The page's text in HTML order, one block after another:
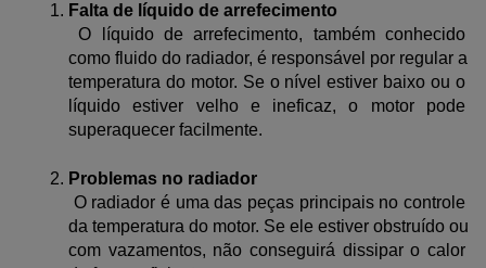
Falta de líquido de arrefecimento
O líquido de arrefecimento, também conhecido
como fluido do radiador, é responsável por regular a
temperatura do motor. Se o nível estiver baixo ou o
líquido estiver velho e ineficaz, o motor pode
superaquecer facilmente.
Problemas no radiador
da temperatura do motor. Se ele estiver obstruído ou
com vazamentos, não conseguirá dissipar o calor